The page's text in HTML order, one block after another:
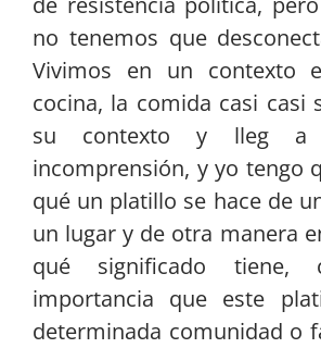
no tenemos que
Vivimos en un contexto
cocina, la comida casi casi
su contexto y lleg a
incomprensión, y yo tengo
qué un platillo se hace de
un lugar y de otra manera
qué significado
importancia que este
determinada comunidad o